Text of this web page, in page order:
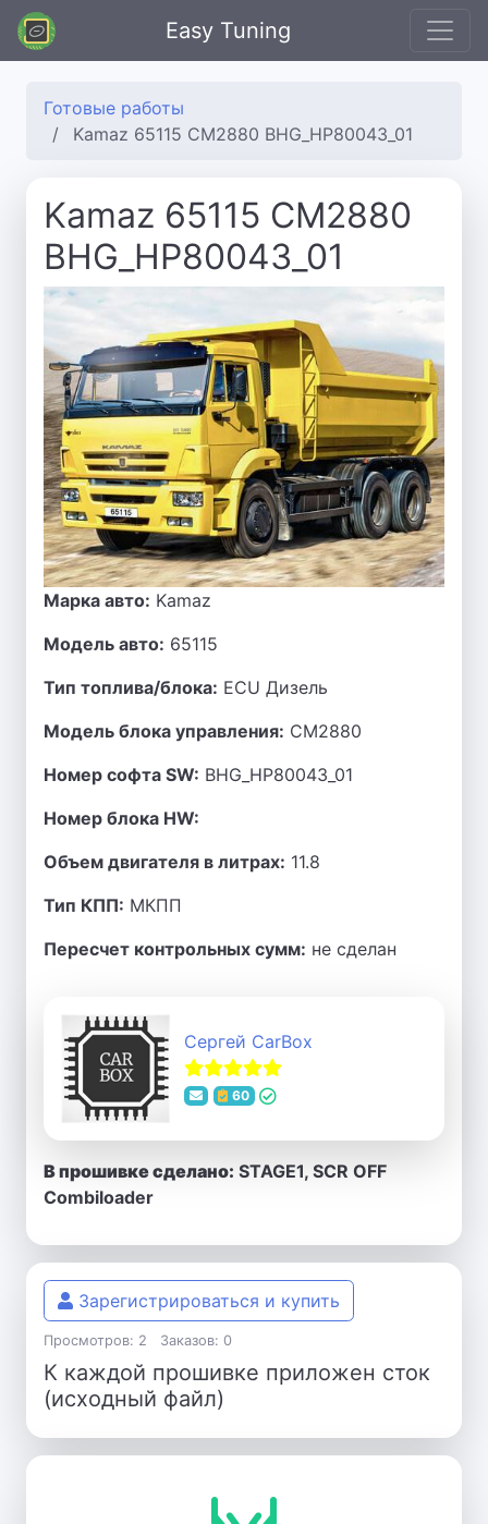
Easy Tuning
Готовые работы
Kamaz 65115 CM2880 BHG_HP80043_01
Kamaz 65115 CM2880
BHG_HP80043_01
Марка авто: Kamaz
Модель авто: 65115
Тип топлива/блока: ECU Дизель
Модель блока управления: CM2880
Номер софта SW: BHG_HP80043_01
Номер блока HW:
Объем двигателя в литрах: 11.8
Тип КПП: МКПП
Пересчет контрольных сумм: не сделан
Сергей CarBox
60
В прошивке сделано: STAGE1, SCR OFF
Combiloader
Зарегистрироваться и купить
Просмотров: 2 Заказов: 0
К каждой прошивке приложен сток
(исходный файл)